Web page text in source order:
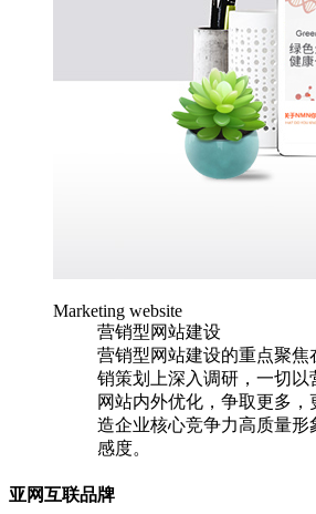
Marketing website
营销型网站建设
营销型网站建设的重点聚
销策划上深入调研，一切
网站内外优化，争取更多
造企业核心竞争力高质量
感度。
亚网互联品牌